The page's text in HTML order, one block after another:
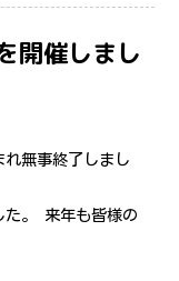
開催しまし
れ無事終了しまし
た。 来年も皆様の